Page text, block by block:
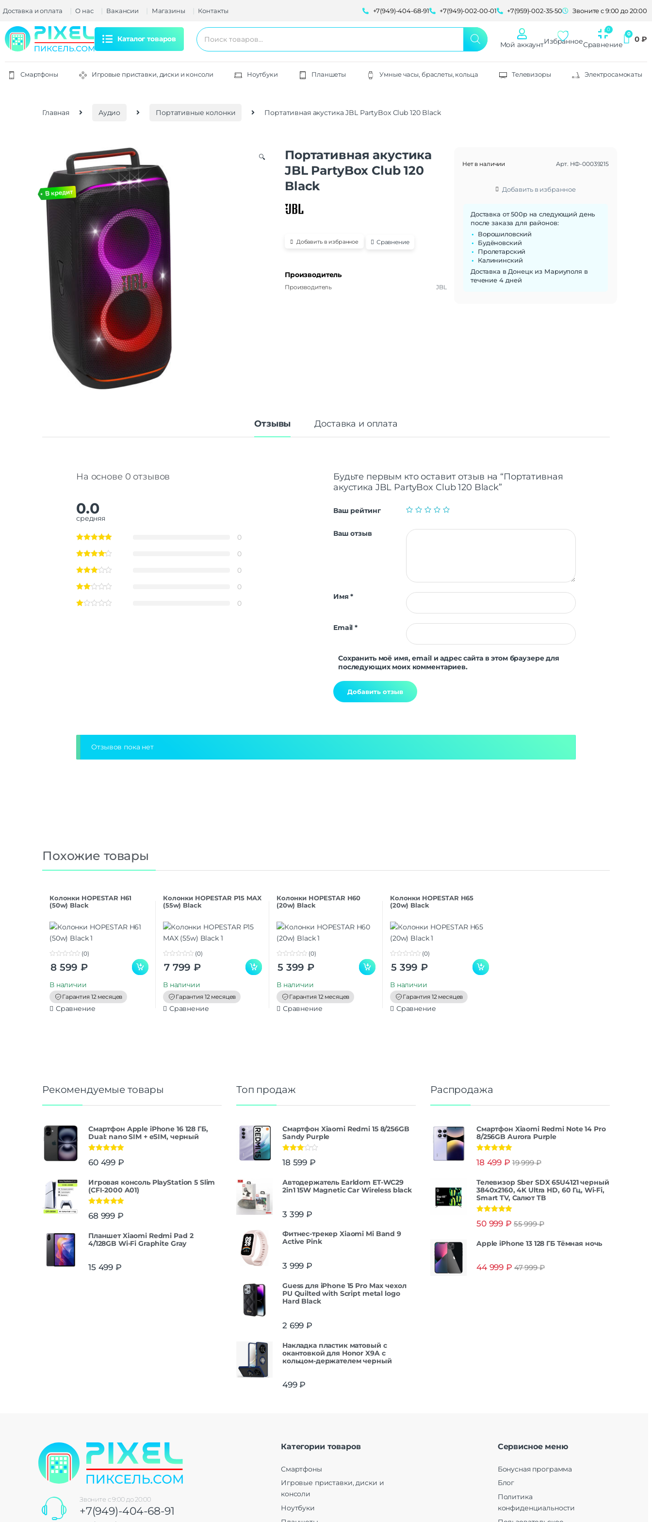
Доставка и оплата О нас Вакансии Магазины Контакты +7(949)-404-68-91 +7(949)-002-00-01 +7(959)-002-35-50 Звоните с 9:00 до 20:00
Каталог товаров
Мой аккаунтИзбранноеСравнение
0 ₽
Смартфоны Игровые приставки, диски и консоли Ноутбуки Планшеты Умные часы, браслеты, кольца Телевизоры Электросамокаты
Главная Аудио Портативные колонки Портативная акустика JBL PartyBox Club 120 Black
🔍
Портативная акустика
JBL PartyBox Club 120
Black
Добавить в избранное Сравнение
Производитель
Производитель JBL
Нет в наличии Арт. НФ-00039215
Добавить в избранное
Доставка от 500р на следующий день
после заказа для районов:
Ворошиловский
Будёновский
Пролетарский
Калининский
Доставка в Донецк из Мариуполя в
течение 4 дней
Отзывы Доставка и оплата
На основе 0 отзывов
0.0
средняя
0
0
0
0
0
Будьте первым кто оставит отзыв на “Портативная
акустика JBL PartyBox Club 120 Black”
Ваш рейтинг
Ваш отзыв
Имя*
Email*
Сохранить моё имя, email и адрес сайта в этом браузере для
последующих моих комментариев.
Отзывов пока нет
Похожие товары
Колонки HOPESTAR H61
(50w) Black
o
o
(0)
8 599 ₽
В наличии
Гарантия 12 месяцев
Сравнение
Колонки HOPESTAR P15 MAX
(55w) Black
o
o
(0)
7 799 ₽
В наличии
Гарантия 12 месяцев
Сравнение
Колонки HOPESTAR H60
(20w) Black
o
o
(0)
5 399 ₽
В наличии
Гарантия 12 месяцев
Сравнение
Колонки HOPESTAR H65
(20w) Black
o
o
(0)
5 399 ₽
В наличии
Гарантия 12 месяцев
Сравнение
Рекомендуемые товары
Смартфон Apple iPhone 16 128 ГБ,
Dual: nano SIM + eSIM, черный
из 5
60 499 ₽
Игровая консоль PlayStation 5 Slim
(CFI-2000 A01)
из 5
68 999 ₽
Планшет Xiaomi Redmi Pad 2
4/128GB Wi-Fi Graphite Gray
15 499 ₽
Топ продаж
Смартфон Xiaomi Redmi 15 8/256GB
Sandy Purple
3.00из
18 599 ₽
Автодержатель Earldom ET-WC29
2in1 15W Magnetic Car Wireless black
3 399 ₽
Фитнес-трекер Xiaomi Mi Band 9
Active Pink
3 999 ₽
Guess для iPhone 15 Pro Max чехол
PU Quilted with Script metal logo
Hard Black
2 699 ₽
Накладка пластик матовый с
окантовкой для Honor X9A с
кольцом-держателем черный
499₽
Распродажа
Смартфон Xiaomi Redmi Note 14 Pro
8/256GB Aurora Purple
из 5
18 499 ₽ 19 999₽
Телевизор Sber SDX 65U4121 черный
3840x2160, 4K Ultra HD, 60 Гц, Wi-Fi,
Smart TV, Салют ТВ
из 5
50 999 ₽ 55 999₽
Apple iPhone 13 128 ГБ Тёмная ночь
44 999 ₽ 47 999₽
Звоните с 9:00 до 20:00
+7(949)-404-68-91
Категории товаров
Смартфоны
Игровые приставки, диски и
консоли
Ноутбуки
Сервисное меню
Бонусная программа
Блог
Политика
конфиденциальности